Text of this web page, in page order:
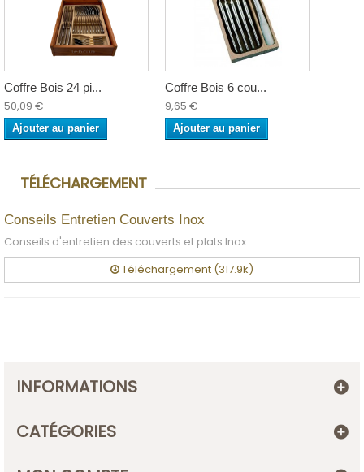
Coffre Bois 24 pi...
50,09 €
Ajouter au panier
Coffre Bois 6 cou...
9,65 €
Ajouter au panier
TÉLÉCHARGEMENT
Conseils Entretien Couverts Inox
Conseils d'entretien des couverts et plats Inox
Téléchargement (317.9k)
INFORMATIONS
CATÉGORIES